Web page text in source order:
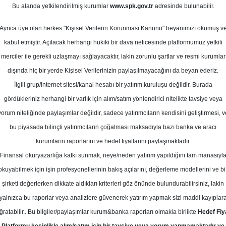
2025
Potansiyeli
Kurum Sayısı
7
4
Salı, 23 Eylül 2025
Capital Hedef Fiyat
Oyak Çimento için hedef fiyatını
'Endeks Üstü Getiri' olarak
Bu alanda yetkilendirilmiş kurumlar www.spk.gov.tradresinde bulunabilir.
Ayrıca üye olan herkes "Kişisel Verilerin Korunması Kanunu" beyanımızı okumuş ve
kabul etmiştir. Açılacak herhangi hukiki bir dava neticesinde platformumuz yetkili
merciler ile gerekli uzlaşmayı sağlayacaktır, lakin zorunlu şartlar ve resmi kurumlar
dışında hiç bir yerde Kişisel Verilerinizin paylaşılmayacağını da beyan ederiz.
İlgili grup/internet sitesi/kanal hesabı bir yatırım kuruluşu değildir. Burada
gördükleriniz herhangi bir varlık için alım/satım yönlendirici nitelikte tavsiye veya
niteliğinde paylaşımlar değildir, sadece yatırımcıların kendisini geliştirmesi,
bu piyasada bilinçli yatırımcıların çoğalması maksadıyla bazı banka ve aracı
kurumların raporlarını ve hedef fiyatlarını paylaşmaktadır.
Finansal okuryazarlığa katkı sunmak, neye/neden yatırım yapıldığını tam manasıyla
için işin profesyonellerinin bakış açılarını, değerleme modellerini ve
şirketi değerlerken dikkate aldıkları kriterleri göz önünde bulundurabilirsiniz, lakin
yalnızca bu raporlar veya analizlere güvenerek yatırım yapmak sizi maddi
Bu bilgiler/paylaşımlar kurum&banka raporları olmakla birlikte Hedef